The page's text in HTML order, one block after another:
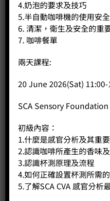
Coffee Bean CP180
Washed
風味: 榛子、焦糖，小紅莓
Flavour: Hazelnut,
4.奶泡的要求及技巧
5.半自動咖啡機的使用安
6. 清潔，衛生及安全的重
7. 咖啡餐單
兩天課程:
20 June 2026(Sat) 11:00-
SCA Sensory Foundation
初級內容：
1.什麼是感官分析及其重
2.認識咖啡所產生的香味
3.認識杯測原理及流程
4.如何正確設置杯測所需
5.了解SCA CVA 感官分析